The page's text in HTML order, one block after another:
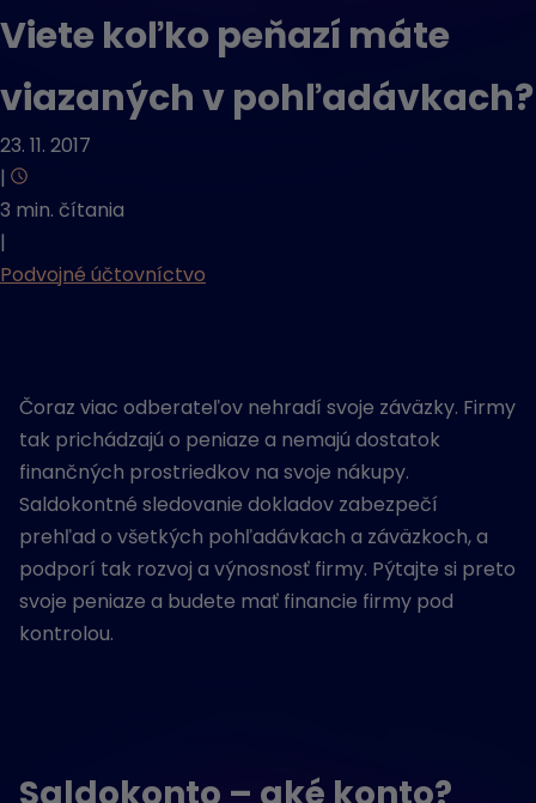
Viete koľko peňazí máte
viazaných v pohľadávkach?
23. 11. 2017
|
3 min. čítania
|
Podvojné účtovníctvo
Čoraz viac odberateľov nehradí svoje záväzky. Firmy
tak prichádzajú o peniaze a nemajú dostatok
finančných prostriedkov na svoje nákupy.
Saldokontné sledovanie dokladov zabezpečí
prehľad o všetkých pohľadávkach a záväzkoch, a
podporí tak rozvoj a výnosnosť firmy. Pýtajte si preto
svoje peniaze a budete mať financie firmy pod
kontrolou.